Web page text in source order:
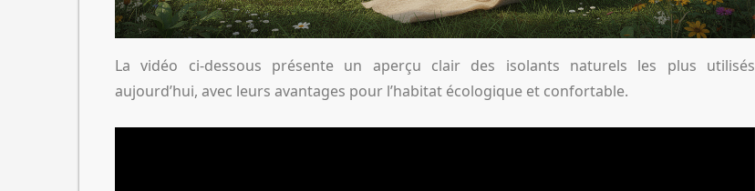
La vidéo ci-dessous présente un aperçu clair des isolants naturels les plus utilisés
aujourd’hui, avec leurs avantages pour l’habitat écologique et confortable.